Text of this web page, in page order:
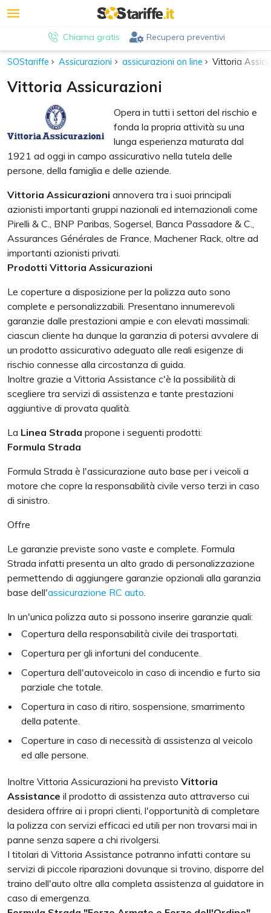
Chiama gratis Recupera preventivi
SOStariffe Assicurazioni assicurazioni on line Vittoria
Vittoria Assicurazioni
Opera in tutti i settori del rischio e
fonda la propria attività su una
lunga esperienza maturata dal
1921 ad oggi in campo assicurativo nella tutela delle
persone, della famiglia e delle aziende.
Vittoria Assicurazioni annovera tra i suoi principali
azionisti importanti gruppi nazionali ed internazionali come
Pirelli & C., BNP Paribas, Sogersel, Banca Passadore & C.,
Assurances Générales de France, Machener Rack, oltre ad
importanti azionisti privati.
Prodotti Vittoria Assicurazioni
Le coperture a disposizione per la polizza auto sono
complete e personalizzabili. Presentano innumerevoli
garanzie dalle prestazioni ampie e con elevati massimali:
ciascun cliente ha dunque la garanzia di potersi avvalere di
un prodotto assicurativo adeguato alle reali esigenze di
rischio connesse alla circostanza di guida.
Inoltre grazie a Vittoria Assistance c'è la possibilità di
scegliere tra servizi di assistenza e tante prestazioni
aggiuntive di provata qualità.
La Linea Strada propone i seguenti prodotti:
Formula Strada
Formula Strada è l'assicurazione auto base per i veicoli a
motore che copre la responsabilità civile verso terzi in caso
di sinistro.
Offre
Le garanzie previste sono vaste e complete. Formula
Strada infatti presenta un alto grado di personalizzazione
permettendo di aggiungere garanzie opzionali alla garanzia
base dell'assicurazione RC auto.
In un'unica polizza auto si possono inserire garanzie quali:
Copertura della responsabilità civile dei trasportati.
Copertura per gli infortuni del conducente.
Copertura dell'autoveicolo in caso di incendio e furto sia
parziale che totale.
Copertura in caso di ritiro, sospensione, smarrimento
della patente.
Coperture in caso di necessità di assistenza al veicolo
ed alle persone.
Inoltre Vittoria Assicurazioni ha previsto Vittoria
Assistance il prodotto di assistenza auto attraverso cui
desidera offrire ai i propri clienti, l'opportunità di completare
la polizza con servizi efficaci ed utili per non trovarsi mai in
panne senza sapere a chi rivolgersi.
I titolari di Vittoria Assistance potranno infatti contare su
servizi di piccole riparazioni dovunque si trovino, disporre del
traino dell'auto oltre alla completa assistenza al guidatore in
caso di emergenza.